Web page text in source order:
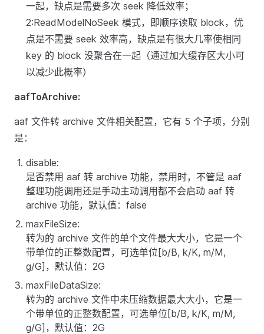
一起，缺点是需要多次 seek 降低效率；
2:ReadModelNoSeek 模式，即顺序读取 block，优
点是不需要 seek 效率高，缺点是有很大几率使相同
key 的 block 没聚合在一起（通过加大缓存区大小可
以减少此概率）
aafToArchive:
aaf 文件转 archive 文件相关配置，它有 5 个子项，分别
是：
disable:
是否禁用 aaf 转 archive 功能，禁用时，不管是 aaf
整理功能调用还是手动主动调用都不会启动 aaf 转
archive 功能，默认值：false
maxFileSize:
转为的 archive 文件的单个文件最大大小，它是一个
带单位的正整数配置，可选单位[b/B, k/K, m/M,
g/G]，默认值：2G
maxFileDataSize:
转为的 archive 文件中未压缩数据最大大小，它是一
个带单位的正整数配置，可选单位[b/B, k/K, m/M,
g/G]，默认值：2G